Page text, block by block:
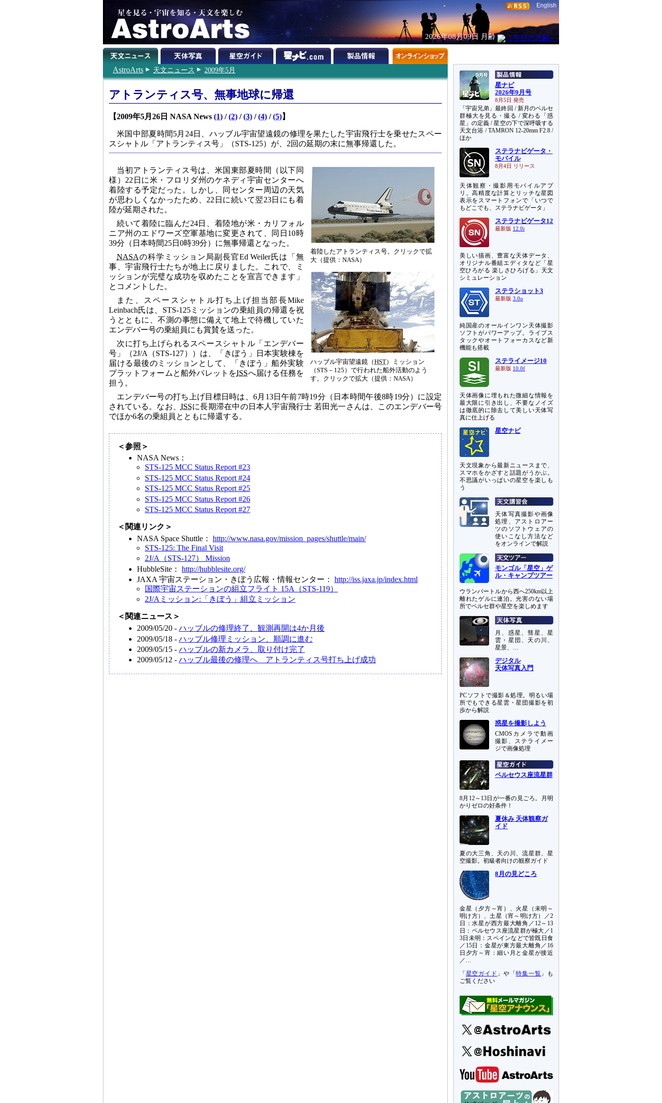
English
2026年08月09日 月齢
AstroArts 天文ニュース 2009年5月
アトランティス号、無事地球に帰還
【2009年5月26日 NASA News (1) /(2) /(3) /(4) /(5)】
米国中部夏時間5月24日、ハッブル宇宙望遠鏡の修理を果たした宇宙飛行士を乗せたスペー
スシャトル「アトランティス号」（STS-125）が、2回の延期の末に無事帰還した。
着陸したアトランティス号。クリックで拡
大（提供：NASA）
ハッブル宇宙望遠鏡（HST）ミッション
（STS－125）で行われた船外活動のよう
す。クリックで拡大（提供：NASA）
当初アトランティス号は、米国東部夏時間（以下同
様）22日に米・フロリダ州のケネディ宇宙センターへ
着陸する予定だった。しかし、同センター周辺の天気
が思わしくなかったため、22日に続いて翌23日にも着
陸が延期された。
続いて着陸に臨んだ24日、着陸地が米・カリフォル
ニア州のエドワーズ空軍基地に変更されて、同日10時
39分（日本時間25日0時39分）に無事帰還となった。
NASAの科学ミッション局副長官Ed Weiler氏は「無
事、宇宙飛行士たちが地上に戻りました。これで、ミ
ッションが完璧な成功を収めたことを宣言できます」
とコメントした。
また、スペースシャトル打ち上げ担当部長Mike
Leinbach氏は、STS-125ミッションの乗組員の帰還を祝
うとともに、不測の事態に備えて地上で待機していた
エンデバー号の乗組員にも賞賛を送った。
次に打ち上げられるスペースシャトル「エンデバー
号」（2J/A（STS-127））は、「きぼう」日本実験棟を
届ける最後のミッションとして、「きぼう」船外実験
プラットフォームと船外パレットをISSへ届ける任務を
担う。
エンデバー号の打ち上げ目標日時は、6月13日午前7時19分（日本時間午後8時19分）に設定
されている。なお、 ISSに長期滞在中の日本人宇宙飛行士 若田光一さんは、このエンデバー号
でほか6名の乗組員とともに帰還する。
＜参照＞
NASA News：
STS-125 MCC Status Report #23
STS-125 MCC Status Report #24
STS-125 MCC Status Report #25
STS-125 MCC Status Report #26
STS-125 MCC Status Report #27
＜関連リンク＞
NASA Space Shuttle： http://www.nasa.gov/mission_pages/shuttle/main/
STS-125: The Final Visit
2J/A（STS-127） Mission
HubbleSite： http://hubblesite.org/
JAXA 宇宙ステーション・きぼう広報・情報センター： http://iss.jaxa.jp/index.html
国際宇宙ステーションの組立フライト 15A（STS-119）
2J/Aミッション:「きぼう」組立ミッション
＜関連ニュース＞
2009/05/20 - ハッブルの修理終了、観測再開は4か月後
2009/05/18 - ハッブル修理ミッション、順調に進む
2009/05/15 - ハッブルの新カメラ、取り付け完了
2009/05/12 - ハッブル最後の修理へ アトランティス号打ち上げ成功
星ナビ
2026年9月号
8月5日 発売
「宇宙兄弟」最終回 / 新月のペルセ
群極大を見る・撮る / 変わる「惑
星」の定義 / 星空の下で深呼吸する
天文台浴 / TAMRON 12-20mm F2.8 /
ほか
ステラナビゲータ・
モバイル
8月4日 リリース
天体観察・撮影用モバイルアプ
リ。高精度な計算とリッチな星図
表示をスマートフォンで「いつで
もどこでも、ステラナビゲータ」
ステラナビゲータ12
最新版 12.0i
美しい描画、豊富な天体データ、
オリジナル番組エディタなど「星
空ひろがる 楽しさひろげる」天文
シミュレーション
ステラショット3
最新版 3.0o
純国産のオールインワン天体撮影
ソフトがパワーアップ。ライブス
タックやオートフォーカスなど新
機能も搭載
ステライメージ10
最新版 10.0f
天体画像に埋もれた微細な情報を
最大限に引き出し、不要なノイズ
は徹底的に除去して美しい天体写
真に仕上げる
星空ナビ
天文現象から最新ニュースまで、
スマホをかざすと話題がうかぶ。
不思議がいっぱいの星空を楽しも
う
天体写真撮影や画像
処理、アストロアー
ツのソフトウェアの
使いこなし方法など
をオンラインで解説
モンゴル「星空」ゲ
ル・キャンプツアー
ウランバートルから西へ250km以上
離れたゲルに連泊。光害のない場
所でペルセ群や星空を楽しめます
月、惑星、彗星、星
雲・星団、天の川、
星景、…
デジタル
天体写真入門
PCソフトで撮影＆処理。明るい場
所でもできる星雲・星団撮影を初
歩から解説
惑星を撮影しよう
CMOSカメラで動画
撮影、ステライメー
ジで画像処理
ペルセウス座流星群
8月12～13日が一番の見ごろ。月明
かりゼロの好条件！
夏休み 天体観察ガ
イド
夏の大三角、天の川、流星群、星
空撮影。初級者向けの観察ガイド
8月の見どころ
金星（夕方～宵）、火星（未明～
明け方）、土星（宵～明け方）／2
日：水星が西方最大離角／12～13
日：ペルセウス座流星群が極大／1
3日未明：スペインなどで皆既日食
／15日：金星が東方最大離角／16
日夕方～宵：細い月と金星が接近
／…
「 星空ガイド 」や「特集一覧 」も
ご覧ください